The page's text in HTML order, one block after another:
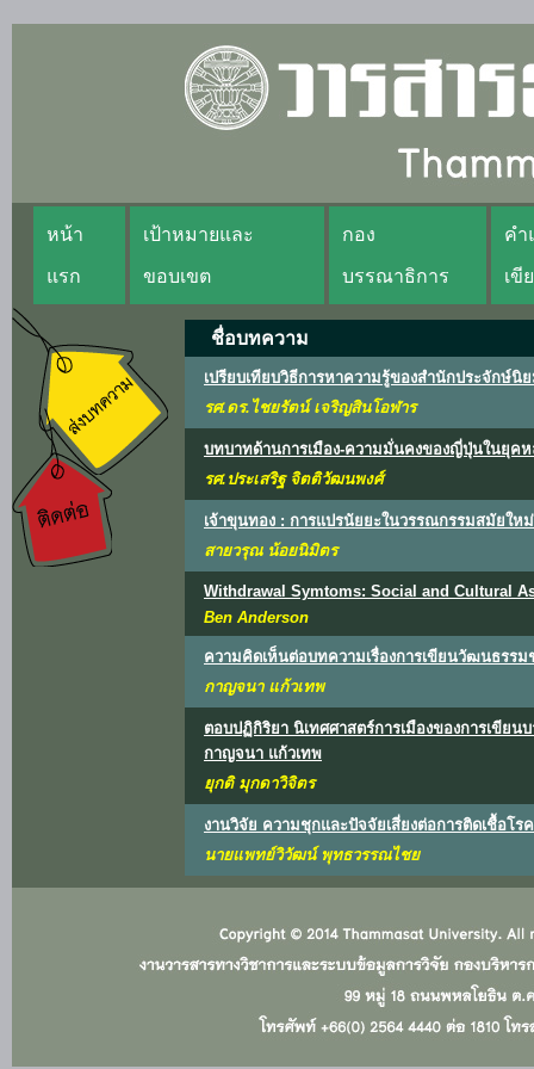
หน้า
แรก
เป้าหมายและ
ขอบเขต
กอง
บรรณาธิการ
คำ
เขี
ชื่อบทความ
เปรียบเทียบวิธีการหาความรู้ของสำนักประจักษ์
รศ.ดร.ไชยรัตน์ เจริญสินโอฬาร
บทบาทด้านการเมือง-ความมั่นคงของญี่ปุ่นในยุคห
รศ.ประเสริฐ จิตติวัฒนพงศ์
เจ้าขุนทอง : การแปรนัยยะในวรรณกรรมสมัยใหม่
สายวรุณ น้อยนิมิตร
Withdrawal Symtoms: Social and Cultural
Ben Anderson
ความคิดเห็นต่อบทความเรื่องการเขียนวัฒนธร
กาญจนา แก้วเทพ
ตอบปฏิกิริยา นิเทศศาสตร์การเมืองของการเขี
กาญจนา แก้วเทพ
ยุกติ มุกดาวิจิตร
งานวิจัย ความชุกและปัจจัยเสี่ยงต่อการติดเชื้อโ
นายแพทย์วิวัฒน์ พุทธวรรณไชย